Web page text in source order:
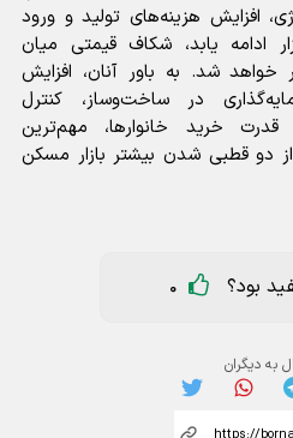
افزایش هزینه‌های تولید و ورود
ادامه یابد، شکاف قیمتی میان
شد. به باور آنان، افزایش
در ساخت‌وساز، کنترل
خرید خانوارها، مهم‌ترین
دو قطبی شدن بیشتر بازار مسکن
بود؟ 0
به دیگران